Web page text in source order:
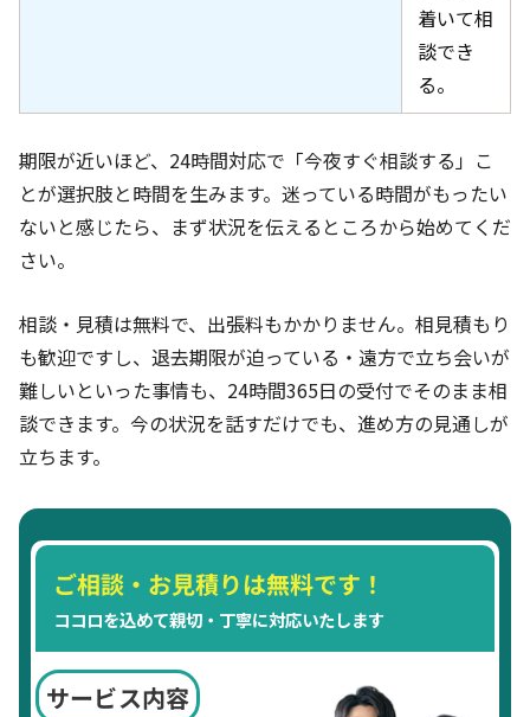
着いて相
談でき
る。
期限が近いほど、24時間対応で「今夜すぐ相談する」こ
とが選択肢と時間を生みます。迷っている時間がもったい
ないと感じたら、まず状況を伝えるところから始めてくだ
さい。
相談・見積は無料で、出張料もかかりません。相見積もり
も歓迎ですし、退去期限が迫っている・遠方で立ち会いが
難しいといった事情も、24時間365日の受付でそのまま相
談できます。今の状況を話すだけでも、進め方の見通しが
立ちます。
ご相談・お見積りは無料です！
ココロを込めて親切・丁寧に対応いたします
サービス内容